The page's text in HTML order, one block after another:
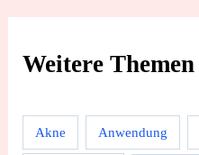
Weitere Themen
Akne Anwendung